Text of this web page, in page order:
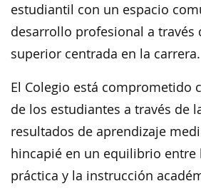
estudiantil con un espacio
desarrollo profesional a través
superior centrada en la carrera.
El Colegio está comprometido
de los estudiantes a través de
resultados de aprendizaje
hincapié en un equilibrio entre
práctica y la instrucción